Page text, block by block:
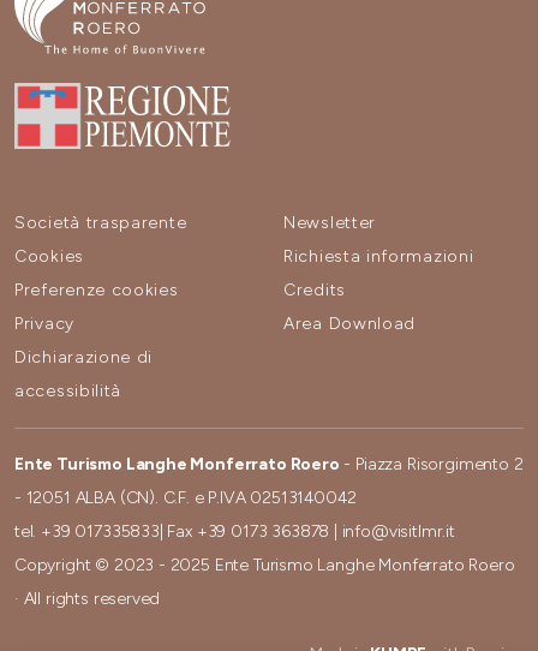
Società trasparente
Cookies
Preferenze cookies
Privacy
Dichiarazione di
accessibilità
Newsletter
Richiesta informazioni
Credits
Area Download
Ente Turismo Langhe Monferrato Roero - Piazza Risorgimento 2
- 12051 ALBA (CN). C.F. e P.IVA 02513140042
tel. +39 017335833 | Fax +39 0173 363878
info@visitlmr.it
Copyright © 2023 - 2025 Ente Turismo Langhe Monferrato Roero
· All rights reserved